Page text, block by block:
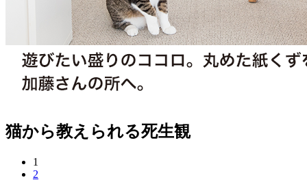
猫から教えられる死生観
1
2